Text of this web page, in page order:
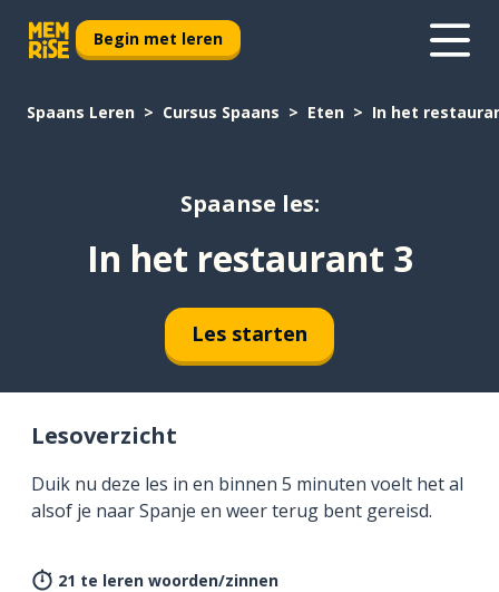
Begin met leren
Spaans Leren Cursus Spaans Eten In het
Spaanse les:
In het restaurant 3
Les starten
Lesoverzicht
Duik nu deze les in en binnen 5 minuten voelt het al
alsof je naar Spanje en weer terug bent gereisd.
21 te leren woorden/zinnen